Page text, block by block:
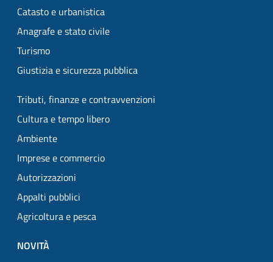
Catasto e urbanistica
Anagrafe e stato civile
Turismo
Giustizia e sicurezza pubblica
Tributi, finanze e contravvenzioni
Cultura e tempo libero
Ambiente
Imprese e commercio
Autorizzazioni
Appalti pubblici
Agricoltura e pesca
NOVITÀ